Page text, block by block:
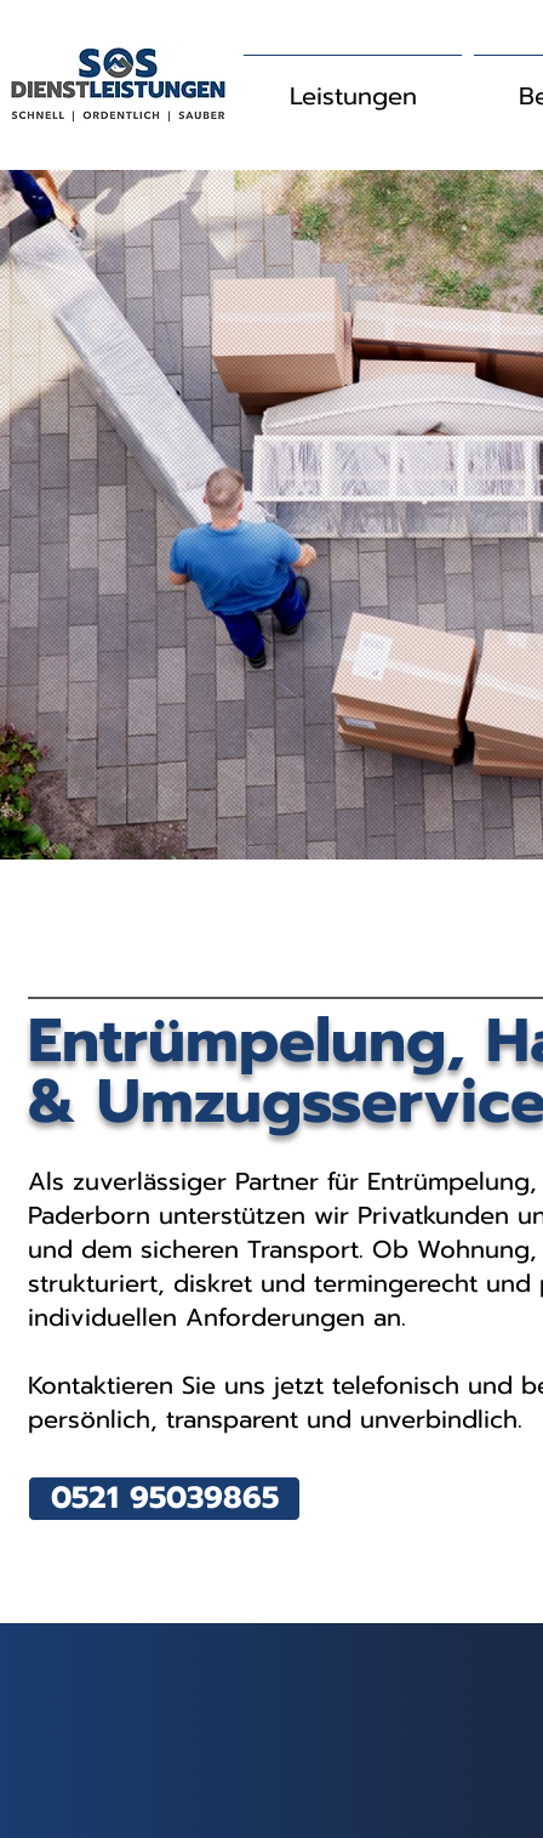
Leistungen
Entrümpelung,
&
Als zuverlässiger Partner für
Paderborn unterstützen wir Privatkunden
und dem sicheren Transport. Ob
strukturiert, diskret und termingerecht
individuellen Anforderungen an.
Kontaktieren Sie uns jetzt telefonisch und
persönlich, transparent und unverbindlich.
0521 95039865